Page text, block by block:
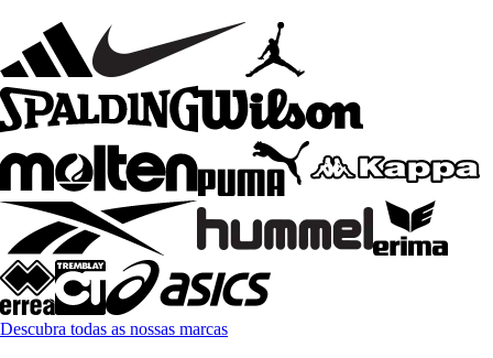
Descubra todas as nossas marcas